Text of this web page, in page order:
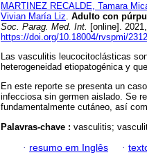
MARTINEZ RECALDE, Tamara
Vivian María Liz. Adulto con
Soc. Parag. Med. Int. [online].
https://doi.org/10.18004/rvspmi/
Las vasculitis leucocitoclásticas
heterogeneidad etiopatogénica y
En este reporte se presenta un
infecciosa sin germen aislado. Se
fundamentalmente cutáneo, así
Palavras-chave : vasculitis;
· resumo em Inglês ·